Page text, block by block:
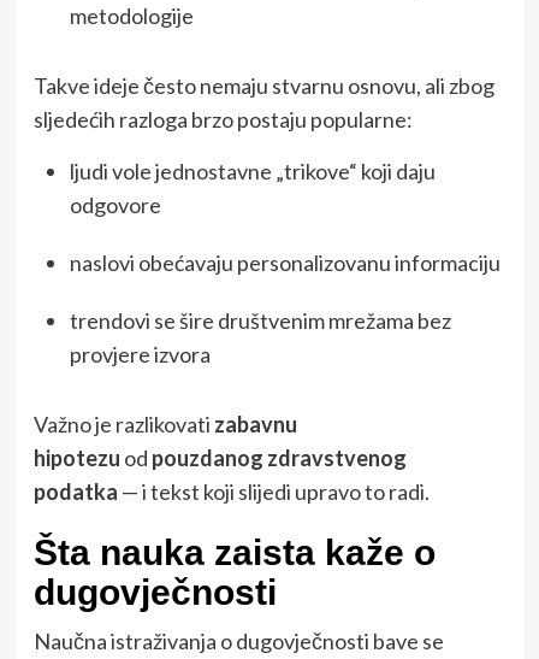
metodologije
Takve ideje često nemaju stvarnu osnovu, ali zbog
sljedećih razloga brzo postaju popularne:
ljudi vole jednostavne „trikove“ koji daju
odgovore
naslovi obećavaju personalizovanu informaciju
trendovi se šire društvenim mrežama bez
provjere izvora
Važno je razlikovati zabavnu
hipotezu od pouzdanog zdravstvenog
podatka — i tekst koji slijedi upravo to radi.
Šta nauka zaista kaže o
dugovječnosti
Naučna istraživanja o dugovječnosti bave se